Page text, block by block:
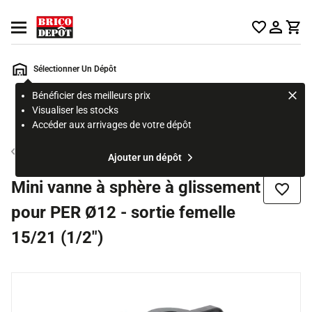
Ouvrir le menu
Sélectionner Un Dépôt
Bénéficier des meilleurs prix
Visualiser les stocks
Accéder aux arrivages de votre dépôt
Ajouter un dépôt
Rechercher
page
Accessoire d'alimentation
Mini vanne à sphère à glissement
pour PER Ø12 - sortie femelle
15/21 (1/2")